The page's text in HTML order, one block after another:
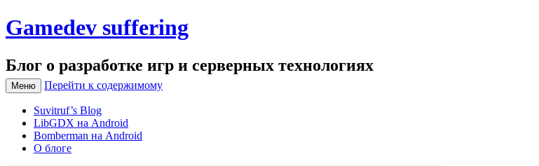
Gamedev suffering
Блог о разработке игр и серверных технологиях
Меню Перейти к содержимому
Suvitruf’s Blog
LibGDX на Android
Bomberman на Android
О блоге